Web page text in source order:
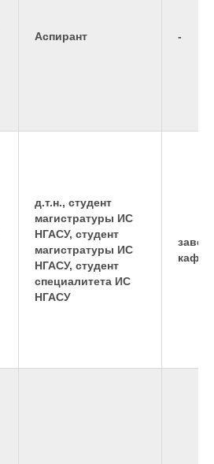
Аспирант -
д.т.н., студент
магистратуры ИС
НГАСУ, студент
магистратуры ИС
НГАСУ, студент
специалитета ИС
НГАСУ